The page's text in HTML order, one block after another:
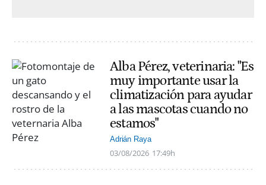
Alba Pérez, veterinaria: "Es
muy importante usar la
climatización para ayudar
a las mascotas cuando no
estamos"
Adrián Raya
03/08/2026 17:49h